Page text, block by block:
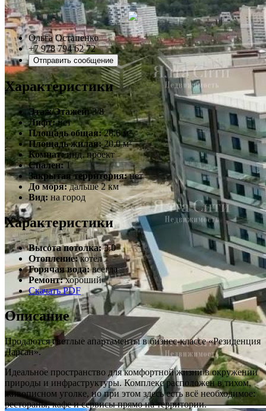
Ольга Остапенко
+7 978 794 62 72
Отправить сообщение
Характеристики
Этаж/Этажей: 3/8
Лифт: нет
Площадь общая: 28.6 м²
Площадь жилая: 20.0 м²
Комнат: инд. проект
Спален: 1
Закрытая территория: нет
До моря: дальше 2 км
Вид: на город
Характеристики
Высота потолка: 3.0
Отопление: котёл
Горячая вода: всегда
Ремонт: хороший
Скачать PDF
Описание
Продаются светлые апартаменты в бизнес-классе «Резиденция
Дарсан».
Идеальное пространство для комфортной жизни в окружении
природы и инфраструктуры. Комплекс расположен в тихом,
живописном уголке, но при этом здесь есть всё необходимое:
рестораны, кафе и сервисы прямо на территории.